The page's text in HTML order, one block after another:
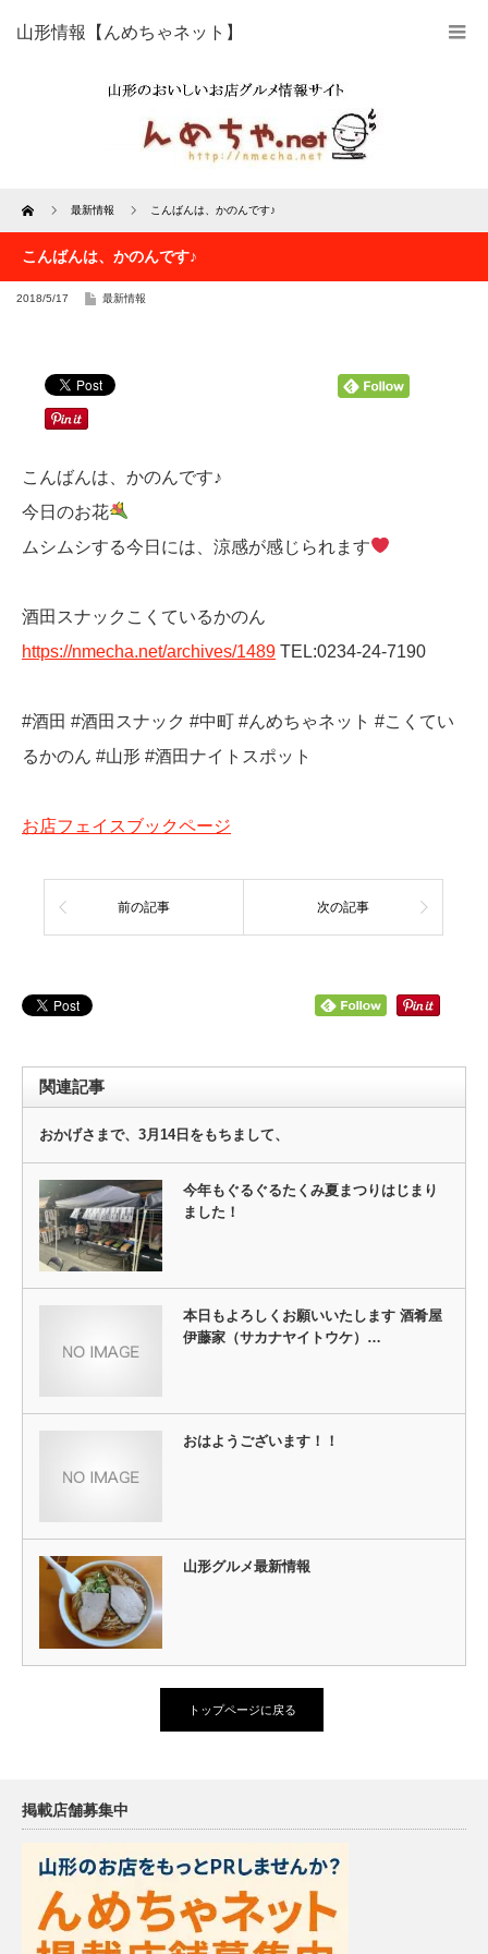
山形情報【んめちゃネット】
Home 最新情報 こんばんは、かのんです♪
こんばんは、かのんです♪
2018/5/17 最新情報
こんばんは、かのんです♪
今日のお花
ムシムシする今日には、涼感が感じられます
酒田スナックこくているかのん
https://nmecha.net/archives/1489 TEL:0234-24-7190
#酒田 #酒田スナック #中町 #んめちゃネット #こくてい
るかのん #山形 #酒田ナイトスポット
お店フェイスブックページ
前の記事 次の記事
関連記事
おかげさまで、3月14日をもちまして、
今年もぐるぐるたくみ夏まつりはじまり
ました！
本日もよろしくお願いいたします 酒肴屋
伊藤家（サカナヤイトウケ）…
おはようございます！！
山形グルメ最新情報
トップページに戻る
掲載店舗募集中